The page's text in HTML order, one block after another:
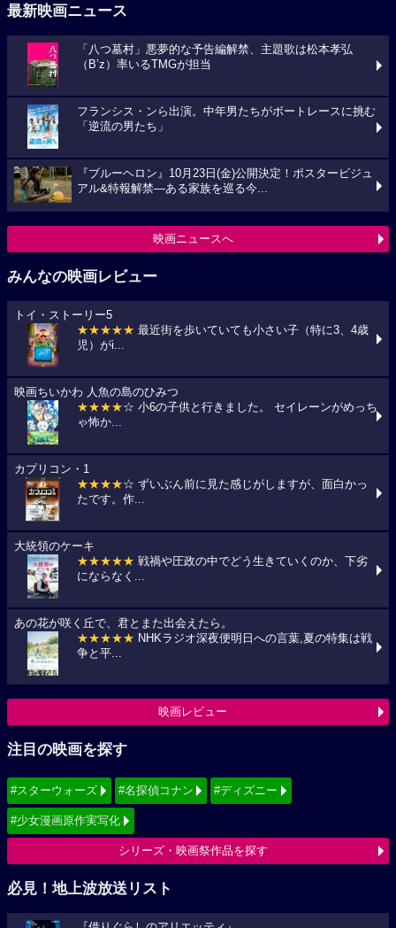
最新映画ニュース
「八つ墓村」悪夢的な予告編解禁、主題歌は松本孝弘
（B’z）率いるTMGが担当
フランシス・ンら出演。中年男たちがボートレースに挑む
「逆流の男たち」
『ブルーヘロン』10月23日(金)公開決定！ポスタービジュ
アル&特報解禁―ある家族を巡る今...
映画ニュースへ
みんなの映画レビュー
トイ・ストーリー5
★★★★★ 最近街を歩いていても小さい子（特に3、4歳
児）がi...
映画ちいかわ 人魚の島のひみつ
★★★★☆ 小6の子供と行きました。 セイレーンがめっち
ゃ怖か...
カプリコン・1
★★★★☆ ずいぶん前に見た感じがしますが、面白かっ
たです。作...
大統領のケーキ
★★★★★ 戦禍や圧政の中でどう生きていくのか、下劣
にならなく...
あの花が咲く丘で、君とまた出会えたら。
★★★★★ NHKラジオ深夜便明日への言葉,夏の特集は戦
争と平...
映画レビュー
注目の映画を探す
#スターウォーズ #名探偵コナン #ディズニー
#少女漫画原作実写化
シリーズ・映画祭作品を探す
必見！地上波放送リスト